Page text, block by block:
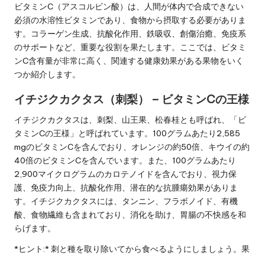
ビタミンC（アスコルビン酸）は、人間が体内で合成できない
必須の水溶性ビタミンであり、食物から摂取する必要がありま
す。コラーゲン生成、抗酸化作用、鉄吸収、創傷治癒、免疫系
のサポートなど、重要な役割を果たします。ここでは、ビタミ
ンC含有量が非常に高く、関連する健康効果がある果物をいく
つか紹介します。
イチジクカクタス（刺梨） – ビタミンCの王様
イチジクカクタスは、刺梨、山王果、松春桂とも呼ばれ、「ビ
タミンCの王様」と呼ばれています。100グラムあたり2,585
mgのビタミンCを含んでおり、オレンジの約50倍、キウイの約
40倍のビタミンCを含んでいます。また、100グラムあたり
2,900マイクログラムのカロテノイドを含んでおり、視力保
護、免疫力向上、抗酸化作用、潜在的な抗腫瘍効果がありま
す。イチジクカクタスには、タンニン、フラボノイド、有機
酸、食物繊維も含まれており、消化を助け、胃腸の不快感を和
らげます。
*ヒント:* 刺と種を取り除いてから食べるようにしましょう。果